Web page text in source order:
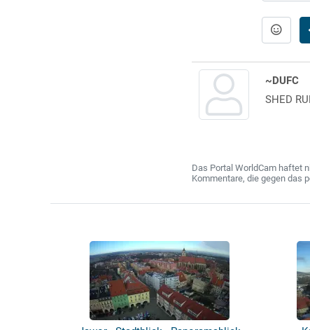
~DUFC
SHED
Das Portal WorldCam haftet
Kommentare, die gegen das